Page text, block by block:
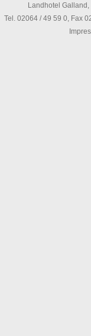
Landhotel
Tel. 02064 / 49 59 0, Fax